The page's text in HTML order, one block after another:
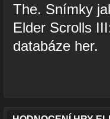
The. Snímky
Elder Scrolls
databáze her.